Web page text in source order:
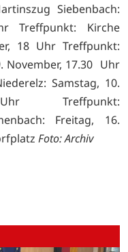
Siebenbach:
Treffpunkt: Kirche
18 Uhr Treffpunkt:
November, 17.30 Uhr
Samstag, 10.
Treffpunkt:
Freitag, 16.
Foto: Archiv